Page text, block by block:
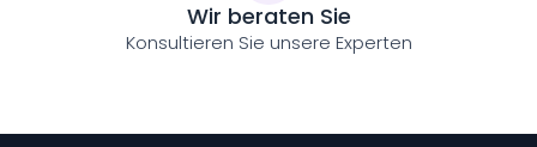
Wir beraten Sie
Konsultieren Sie unsere Experten